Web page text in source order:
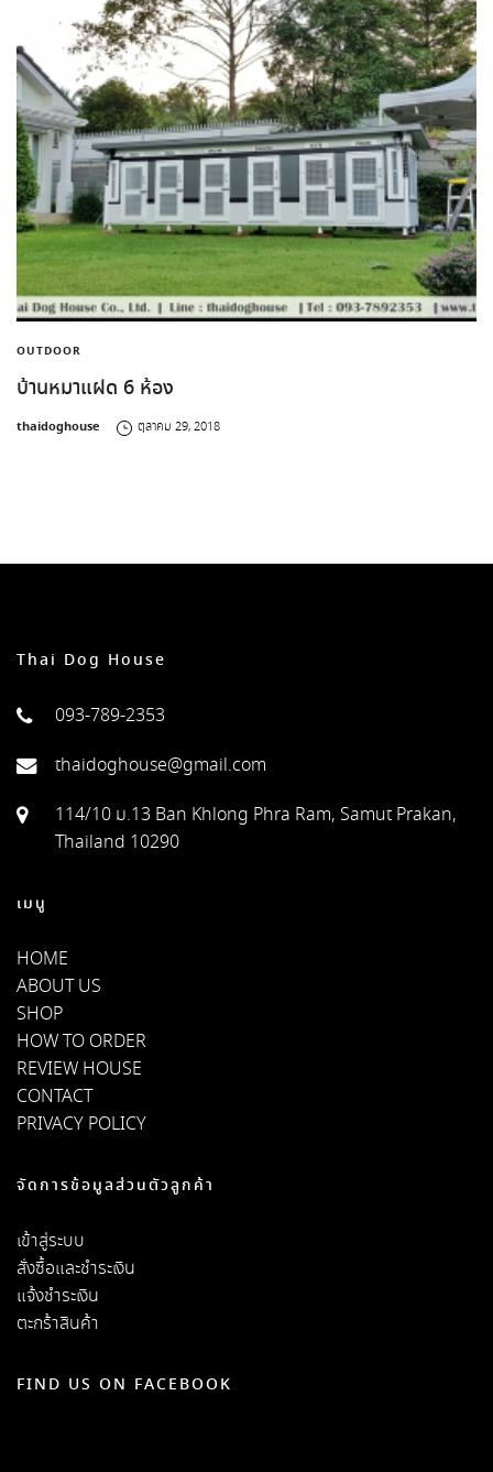
OUTDOOR
บ้านหมาแฝด 6 ห้อง
by
thaidoghouse ตุลาคม 29, 2018
Thai Dog House
093-789-2353
thaidoghouse@gmail.com
114/10 ม.13 Ban Khlong Phra Ram, Samut Prakan,
Thailand 10290
เมนู
HOME
ABOUT US
SHOP
HOW TO ORDER
REVIEW HOUSE
CONTACT
PRIVACY POLICY
จัดการข้อมูลส่วนตัวลูกค้า
เข้าสู่ระบบ
สั่งซื้อและชำระเงิน
แจ้งชำระเงิน
ตะกร้าสินค้า
FIND US ON FACEBOOK